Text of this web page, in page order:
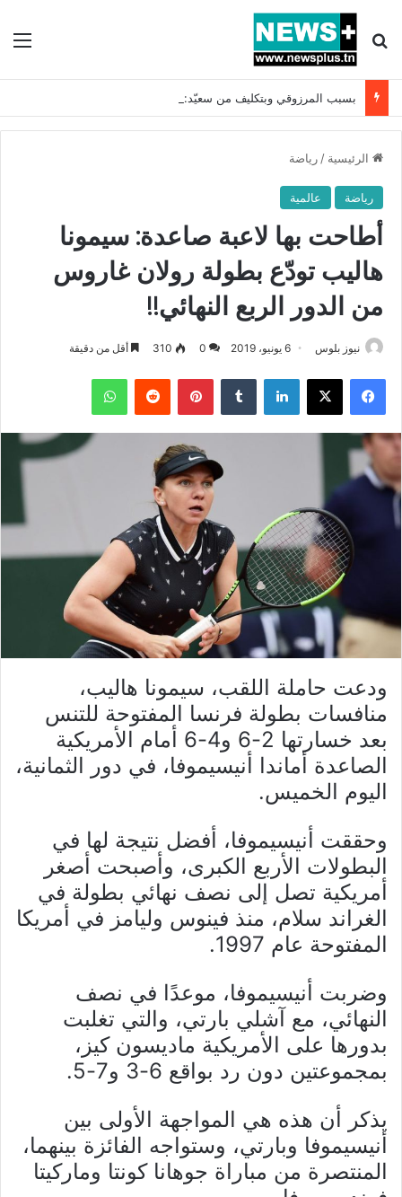
بحث عن
الرئيسية / رياضة
رياضة عالمية
أطاحت بها لاعبة صاعدة: سيمونا
هاليب تودّع بطولة رولان غاروس
من الدور الربع النهائي!!
نيوز بلوس 6 يونيو، 2019 0
310 أقل من دقيقة
فيسبوك X لينكدإن بينتيريست واتساب
ودعت حاملة اللقب، سيمونا هاليب،
منافسات بطولة فرنسا المفتوحة للتنس
بعد خسارتها 2-6 و4-6 أمام الأمريكية
الصاعدة أماندا أنيسيموفا، في دور الثمانية،
اليوم الخميس.
وحققت أنيسيموفا، أفضل نتيجة لها في
البطولات الأربع الكبرى، وأصبحت أصغر
أمريكية تصل إلى نصف نهائي بطولة في
الغراند سلام، منذ فينوس وليامز في أمريكا
المفتوحة عام 1997.
وضربت أنيسيموفا، موعدًا في نصف
النهائي، مع آشلي بارتي، والتي تغلبت
بدورها على الأمريكية ماديسون كيز،
بمجموعتين دون رد بواقع 6-3 و7-5.
يذكر أن هذه هي المواجهة الأولى بين
أنيسيموفا وبارتي، وستواجه الفائزة بينهما،
المنتصرة من مباراة جوهانا كونتا وماركيتا